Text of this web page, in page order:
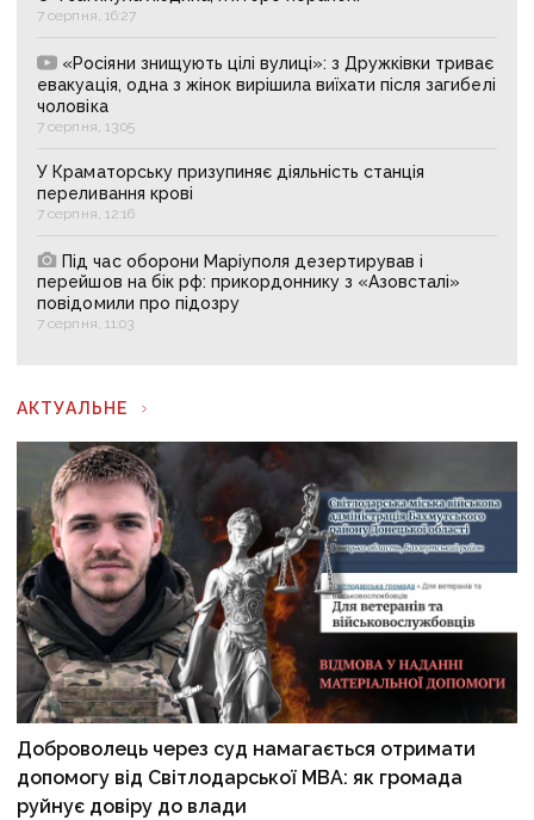
7 серпня, 16:27
«Росіяни знищують цілі вулиці»: з Дружківки триває
евакуація, одна з жінок вирішила виїхати після загибелі
чоловіка
7 серпня, 13:05
У Краматорську призупиняє діяльність станція
переливання крові
7 серпня, 12:16
Під час оборони Маріуполя дезертирував і
перейшов на бік рф: прикордоннику з «Азовсталі»
повідомили про підозру
7 серпня, 11:03
АКТУАЛЬНЕ
Доброволець через суд намагається отримати
допомогу від Світлодарської МВА: як громада
руйнує довіру до влади